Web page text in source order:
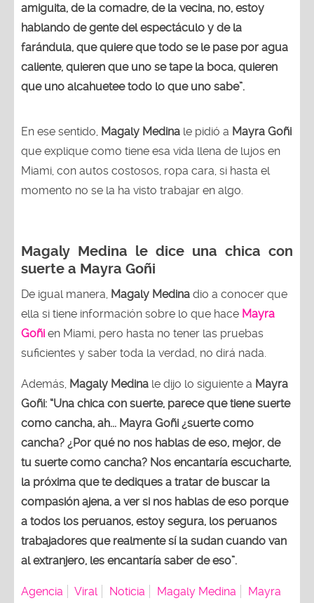
amiguita, de la comadre, de la vecina, no, estoy
hablando de gente del espectáculo y de la
farándula, que quiere que todo se le pase por agua
caliente, quieren que uno se tape la boca, quieren
que uno alcahuetee todo lo que uno sabe”.
En ese sentido, Magaly Medina le pidió a Mayra Goñi
que explique como tiene esa vida llena de lujos en
Miami, con autos costosos, ropa cara, si hasta el
momento no se la ha visto trabajar en algo.
Magaly Medina le dice una chica con
suerte a Mayra Goñi
De igual manera, Magaly Medina dio a conocer que
ella si tiene información sobre lo que hace Mayra
Goñi en Miami, pero hasta no tener las pruebas
suficientes y saber toda la verdad, no dirá nada.
Además, Magaly Medina le dijo lo siguiente a Mayra
Goñi: “Una chica con suerte, parece que tiene suerte
como cancha, ah... Mayra Goñi ¿suerte como
cancha? ¿Por qué no nos hablas de eso, mejor, de
tu suerte como cancha? Nos encantaría escucharte,
la próxima que te dediques a tratar de buscar la
compasión ajena, a ver si nos hablas de eso porque
a todos los peruanos, estoy segura, los peruanos
trabajadores que realmente sí la sudan cuando van
al extranjero, les encantaría saber de eso”.
Agencia Viral Noticia Magaly Medina
Mayra